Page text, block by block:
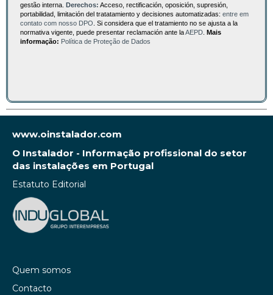
gestão interna. Derechos: Acceso, rectificación, oposición, supresión,
portabilidad, limitación del tratatamiento y decisiones automatizadas: entre em
contato com nosso DPO . Si considera que el tratamiento no se ajusta a la
normativa vigente, puede presentar reclamación ante laAEPD Mais
informação: Política de Proteção de Dados
www.oinstalador.com
O Instalador - Informação profissional do setor
das instalações em Portugal
Estatuto Editorial
Quem somos
Contacto